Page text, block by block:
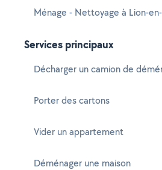
Ménage - Nettoyage à Lion-
Services principaux
Décharger un camion de
Porter des cartons
Vider un appartement
Déménager une maison